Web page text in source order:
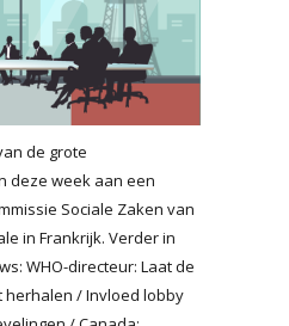
de grote
deze week aan een
Sociale Zaken van
in Frankrijk. Verder in
WHO-directeur: Laat de
herhalen / Invloed lobby